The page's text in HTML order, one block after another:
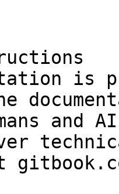
is
and